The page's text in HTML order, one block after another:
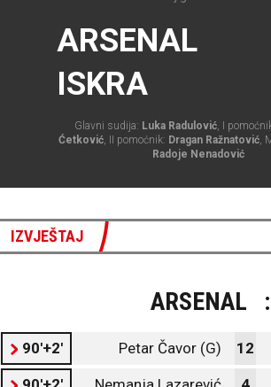
ARSENAL
ISKRA
Glavni sudija: Luka Radulović, I
Ćetković, II pomoćnik: Dragan Ražnatović,
Radoje Nenadović
IZVJEŠTAJ
ARSENAL :
90'+2' Petar Čavor (G) 12